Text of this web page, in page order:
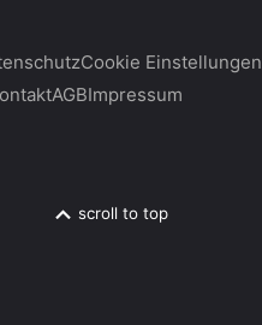
Cookie Einstellungen
AGBImpressum
scroll to top